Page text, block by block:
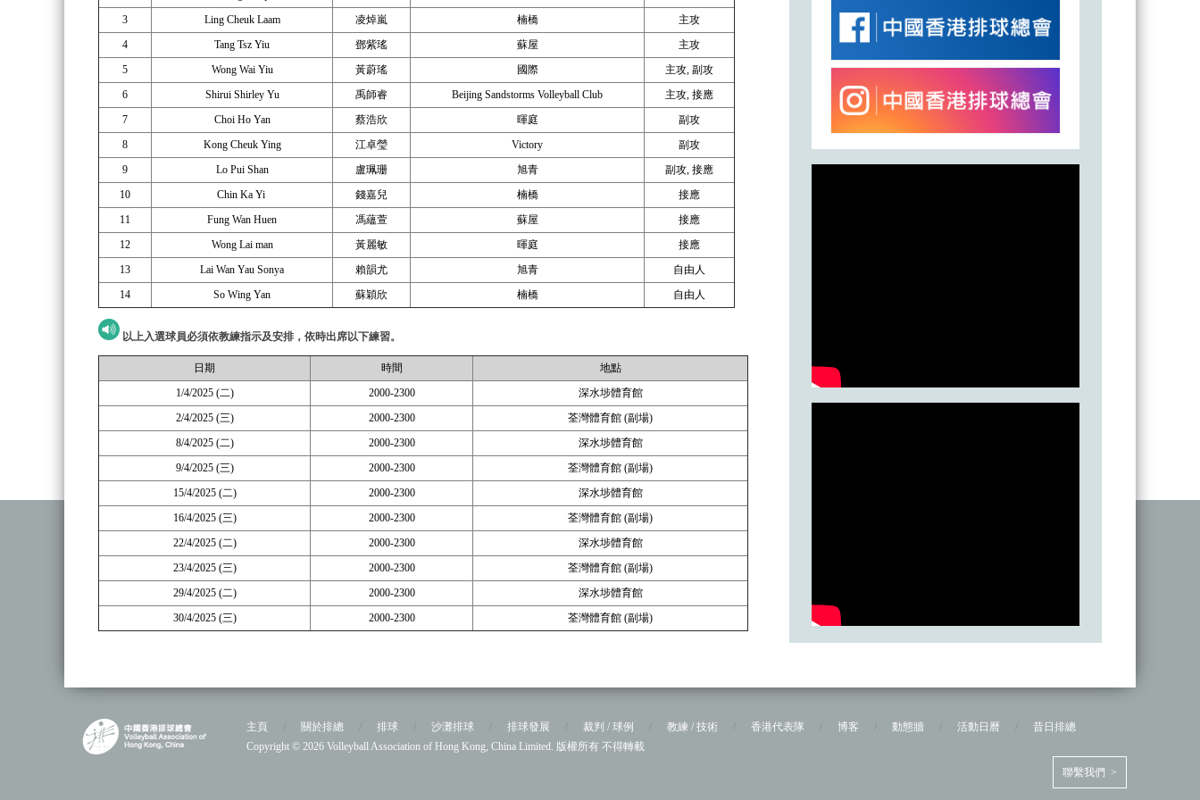
3
Ling Cheuk Laam 凌焯嵐 楠橋
主攻
4
Tang Tsz Yiu 鄧紫瑤 蘇屋
主攻
5
Wong Wai Yiu 黃蔚瑤 國際
主攻, 副攻
6
Shirui Shirley Yu 禹師睿 Beijing Sandstorms Volleyball Club
主攻, 接應
7
Choi Ho Yan 蔡浩欣 暉庭
副攻
8
Kong Cheuk Ying 江卓瑩 Victory
副攻
9
Lo Pui Shan 盧珮珊 旭青
副攻, 接應
10
Chin Ka Yi 錢嘉兒 楠橋
接應
11
Fung Wan Huen 馮蘊萱 蘇屋
接應
12
Wong Lai man 黃麗敏 暉庭
接應
13
Lai Wan Yau Sonya 賴韻尤 旭青
自由人
14
So Wing Yan 蘇穎欣 楠橋 自由人
以上入選球員必須依教練指示及安排，依時出席以下練習。
日期 時間
地點
1/4/2025 (二)
2000-2300
深水埗體育館
2/4/2025 (三)
2000-2300
荃灣體育館 (副場)
8/4/2025 (二)
2000-2300
深水埗體育館
9/4/2025 (三)
2000-2300
荃灣體育館 (副場)
15/4/2025 (二)
2000-2300
深水埗體育館
16/4/2025 (三)
2000-2300
荃灣體育館 (副場)
22/4/2025 (二)
2000-2300
深水埗體育館
23/4/2025 (三)
2000-2300
荃灣體育館 (副場)
29/4/2025 (二)
2000-2300
深水埗體育館
30/4/2025 (三)
2000-2300 荃灣體育館 (副場)
主頁 關於排總 排球 沙灘排球 排球發展 裁判 / 球例 教練 / 技術 香港代表隊 博客 動態牆 活動日曆
昔日排總
Copyright © 2026 Volleyball Association of Hong Kong, China Limited. 版權所有 不得轉載
聯繫我們 >